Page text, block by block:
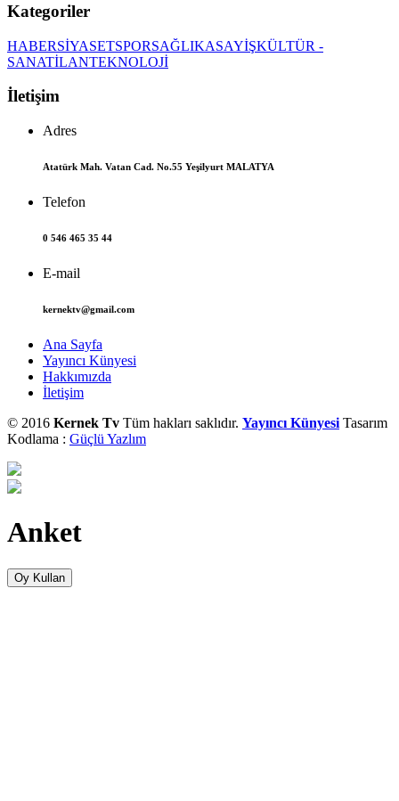
Kategoriler
HABERSİYASETSPORSAĞLIKASAYİŞKÜLTÜR -
SANATİLANTEKNOLOJİ
İletişim
Adres
Atatürk Mah. Vatan Cad. No.55 Yeşilyurt MALATYA
Telefon
0 546 465 35 44
E-mail
kernektv@gmail.com
Ana Sayfa
Yayıncı Künyesi
Hakkımızda
İletişim
© 2016 Kernek Tv Tüm hakları saklıdır. Yayıncı Künyesi Tasarım
Kodlama : Güçlü Yazlım
Anket